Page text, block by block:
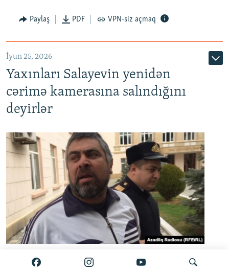
Paylaş PDF VPN-siz açmaq
İyun 25, 2026
Yaxınları Salayevin yenidən
cərimə kamerasına salındığını
deyirlər